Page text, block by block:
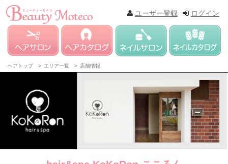
ログイン
ユーザー登録
ヘアトップ > エリア一覧 > 店舗情報